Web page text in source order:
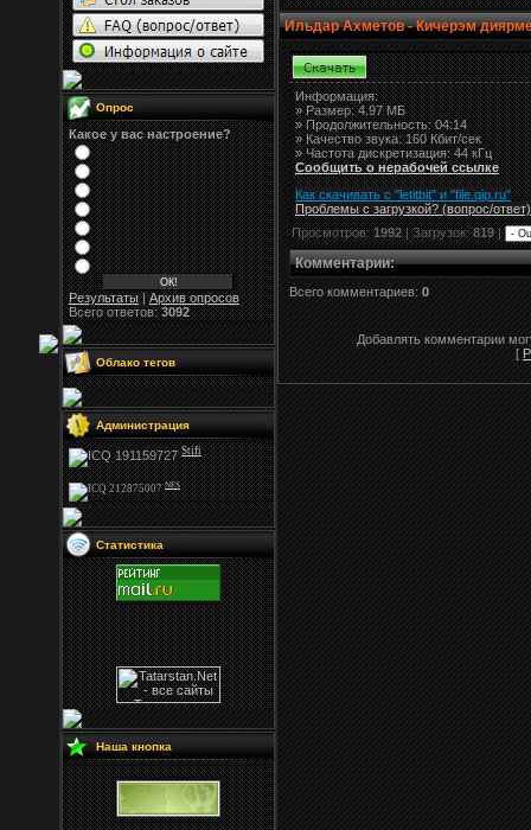
Опрос
Какое у вас настроение?
Результаты|Архив опросов
Всего ответов:3092
Облако тегов
Администрация
Stifi
NFS
Статистика
Наша кнопка
Ильдар Ахметов - Кичерэм
Информация:
»Размер:4.97 МБ
» Продолжительность: 04:14
» Качество звука: 160 Кбит/сек
» Частота дискретизация: 44 кГц
Сообщить о нерабочей ссылке
Как скачивать с "letitbit" и "file.qip.ru"
Проблемы с загрузкой? (вопрос/ответ)
Просмотров:1992| Загрузок:819|
Комментарии:
Всего комментариев: 0
Добавлять комментарии
[